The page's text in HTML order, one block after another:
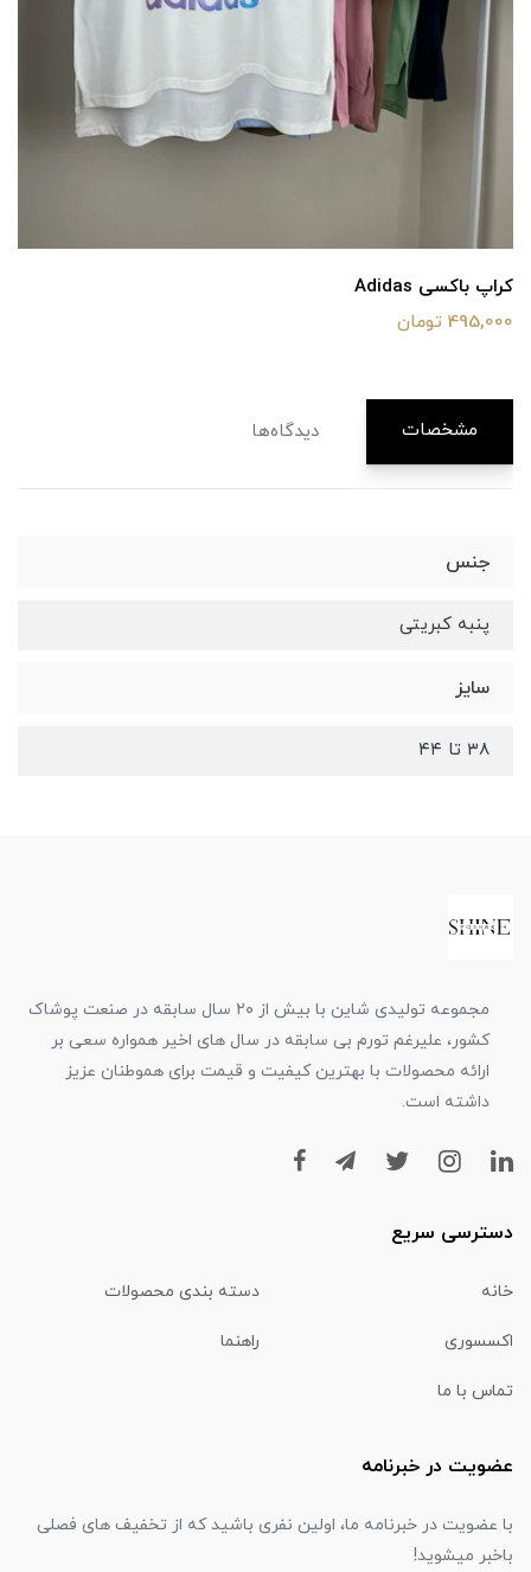
کراپ باکسی Adidas
495,000 تومان
مشخصات دیدگاه‌ها
جنس
پنبه کبریتی
سایز
۳۸ تا ۴۴
مجموعه تولیدی شاین با بیش از ۲۰ سال سابقه در صنعت پوشاک
کشور، علیرغم تورم بی سابقه در سال های اخیر همواره سعی بر
ارائه محصولات با بهترین کیفیت و قیمت برای هموطنان عزیز
داشته است.
دسترسی سریع
خانه دسته بندی محصولات
اکسسوری راهنما
تماس با ما
عضویت در خبرنامه
با عضویت در خبرنامه ما، اولین نفری باشید که از تخفیف های فصلی
باخبر میشوید!